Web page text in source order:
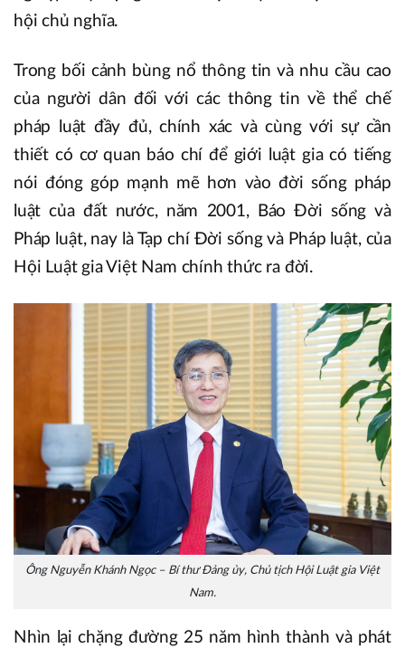
hội chủ nghĩa.
Trong bối cảnh bùng nổ thông tin và nhu cầu cao
của người dân đối với các thông tin về thể chế
pháp luật đầy đủ, chính xác và cùng với sự cần
thiết có cơ quan báo chí để giới luật gia có tiếng
nói đóng góp mạnh mẽ hơn vào đời sống pháp
luật của đất nước, năm 2001, Báo Đời sống và
Pháp luật, nay là Tạp chí Đời sống và Pháp luật, của
Hội Luật gia Việt Nam chính thức ra đời.
Ông Nguyễn Khánh Ngọc – Bí thư Đảng ủy, Chủ tịch Hội Luật gia Việt
Nam.
Nhìn lại chặng đường 25 năm hình thành và phát